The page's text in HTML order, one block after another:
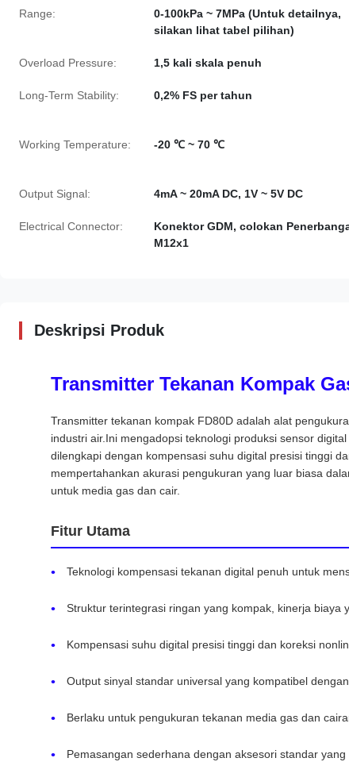
Range:
0-100kPa ~ 7MPa (Untuk detailnya,
silakan lihat tabel pilihan)
Overload Pressure: 1,5 kali skala penuh
Long-Term Stability: 0,2% FS per tahun
Working Temperature: -20 ℃ ~ 70 ℃
Output Signal: 4mA ~ 20mA DC, 1V ~ 5V DC
Electrical Connector:
Konektor GDM, colokan
M12x1
Deskripsi Produk
Transmitter Tekanan Kompak
Transmitter tekanan kompak FD80D adalah alat
industri air.Ini mengadopsi teknologi produksi sensor
dilengkapi dengan kompensasi suhu digital presisi tinggi
mempertahankan akurasi pengukuran yang luar biasa
untuk media gas dan cair.
Fitur Utama
Teknologi kompensasi tekanan digital penuh untuk
Struktur terintegrasi ringan yang kompak, kinerja biaya
Kompensasi suhu digital presisi tinggi dan koreksi
Output sinyal standar universal yang kompatibel
Berlaku untuk pengukuran tekanan media gas dan
Pemasangan sederhana dengan aksesori standar yang